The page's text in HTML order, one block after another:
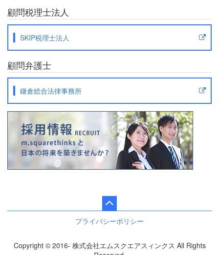
顧問税理士法人
SKIP税理士法人
顧問弁護士
鎌倉総合法律事務所
プライバシーポリシー
Copyright © 2016- 株式会社エムスクエアスィンクス All Rights